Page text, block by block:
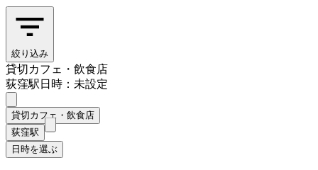
絞り込み
貸切カフェ・飲食店
荻窪駅日時：未設定
貸切カフェ・飲食店
荻窪駅
日時を選ぶ